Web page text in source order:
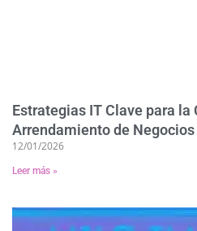
Estrategias IT Clave para la
Arrendamiento de Negocios
12/01/2026
Leer más »